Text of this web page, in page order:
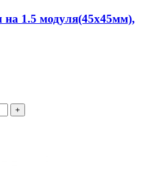
на 1.5 модуля(45х45мм),